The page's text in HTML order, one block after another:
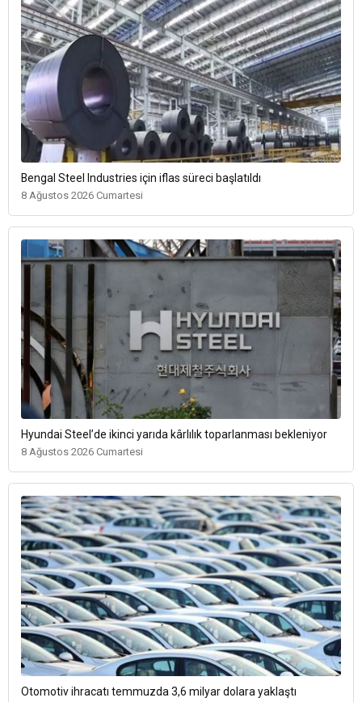
Bengal Steel Industries için iflas süreci başlatıldı
8 Ağustos 2026 Cumartesi
Hyundai Steel’de ikinci yarıda kârlılık toparlanması bekleniyor
8 Ağustos 2026 Cumartesi
Otomotiv ihracatı temmuzda 3,6 milyar dolara yaklaştı